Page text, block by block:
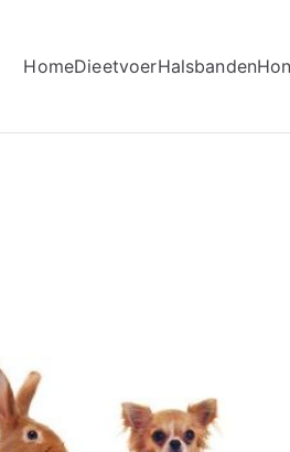
HomeDieetvoerHalsbanden